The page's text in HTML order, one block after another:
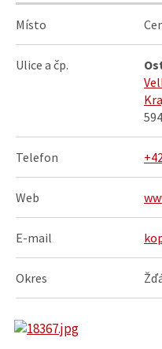
Místo
Ulice a čp.
Telefon
Web
E-mail
Okres